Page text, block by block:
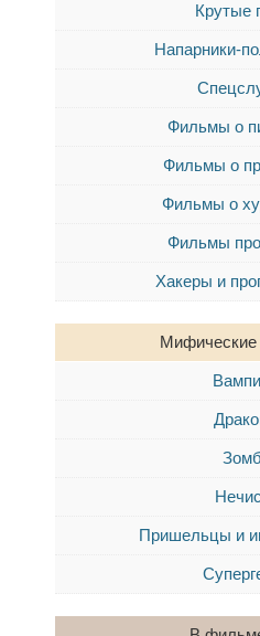
Крутые
Напарники-
Фильмы о
Фильмы о
Фильмы о
Фильмы
Хакеры и
Мифические
Пришельцы и